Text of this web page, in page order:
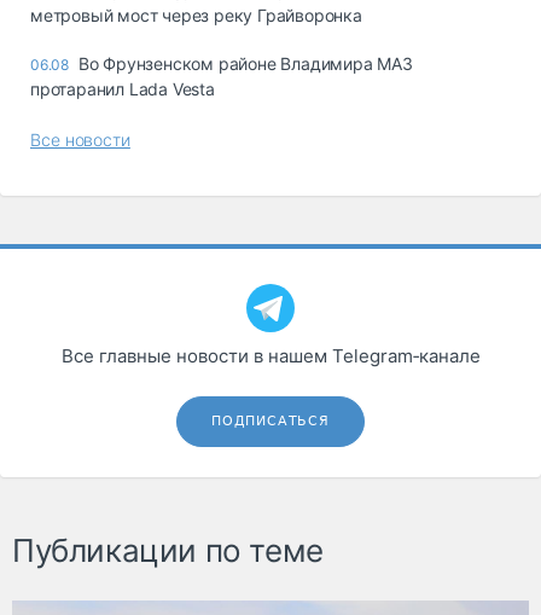
метровый мост через реку Грайворонка
06.08 Во Фрунзенском районе Владимира МАЗ
протаранил Lada Vesta
Все новости
Все главные новости в нашем Telegram‑канале
ПОДПИСАТЬСЯ
Публикации по теме